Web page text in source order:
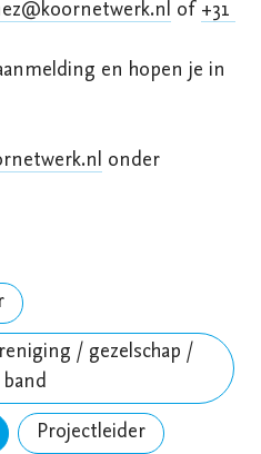
of +31
en hopen je in
onder
/ gezelschap /
band
Projectleider